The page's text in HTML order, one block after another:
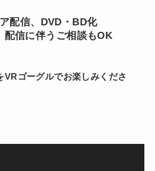
配信、DVD・BD化
配信に伴うご相談もOK
ゴーグルでお楽しみくださ